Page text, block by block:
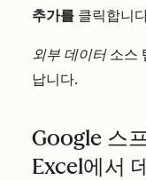
추가를 클릭합니
외부 데이터소스
납니다.
Google 스
Excel에서